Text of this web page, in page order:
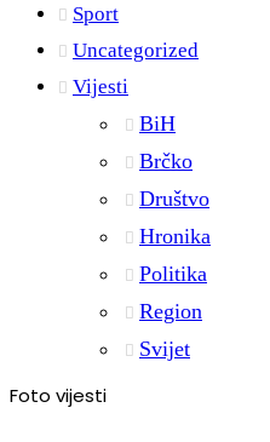
Sport
Uncategorized
Vijesti
BiH
Brčko
Društvo
Hronika
Politika
Region
Svijet
Foto vijesti